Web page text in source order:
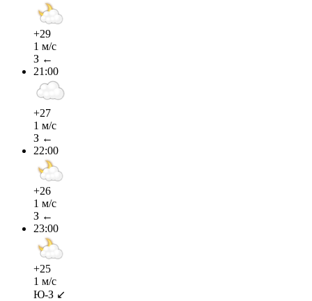
+29
1 м/с
З ←
21:00
+27
1 м/с
З ←
22:00
+26
1 м/с
З ←
23:00
+25
1 м/с
Ю-З ↙